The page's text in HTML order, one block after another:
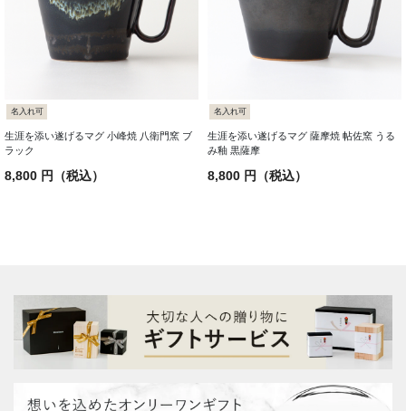
名入れ可
生涯を添い遂げるマグ 小峰焼 八衛門窯 ブ
ラック
8,800 円（税込）
名入れ可
生涯を添い遂げるマグ 薩摩焼 帖佐窯 うる
み釉 黒薩摩
8,800 円（税込）